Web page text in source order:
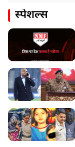
स्पेशल्स